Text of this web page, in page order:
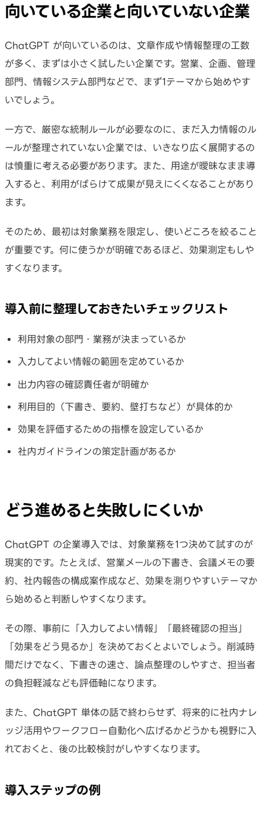
向いている企業と向いていない企業
ChatGPT が向いているのは、文章作成や情報整理の工数
が多く、まずは小さく試したい企業です。営業、企画、管理
部門、情報システム部門などで、まず1テーマから始めやす
いでしょう。
一方で、厳密な統制ルールが必要なのに、まだ入力情報のル
ールが整理されていない企業では、いきなり広く展開するの
は慎重に考える必要があります。また、用途が曖昧なまま導
入すると、利用がばらけて成果が見えにくくなることがあり
ます。
そのため、最初は対象業務を限定し、使いどころを絞ること
が重要です。何に使うかが明確であるほど、効果測定もしや
すくなります。
導入前に整理しておきたいチェックリスト
利用対象の部門・業務が決まっているか
入力してよい情報の範囲を定めているか
出力内容の確認責任者が明確か
利用目的（下書き、要約、壁打ちなど）が具体的か
効果を評価するための指標を設定しているか
社内ガイドラインの策定計画があるか
どう進めると失敗しにくいか
ChatGPT の企業導入では、対象業務を1つ決めて試すのが
現実的です。たとえば、営業メールの下書き、会議メモの要
約、社内報告の構成案作成など、効果を測りやすいテーマか
ら始めると判断しやすくなります。
その際、事前に「入力してよい情報」「最終確認の担当」
「効果をどう見るか」を決めておくとよいでしょう。削減時
間だけでなく、下書きの速さ、論点整理のしやすさ、担当者
の負担軽減なども評価軸になります。
また、ChatGPT 単体の話で終わらせず、将来的に社内ナレ
ッジ活用やワークフロー自動化へ広げるかどうかも視野に入
れておくと、後の比較検討がしやすくなります。
導入ステップの例